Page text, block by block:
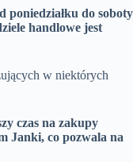
poniedziałku do soboty
handlowe jest
w niektórych
czas na zakupy
Janki, co pozwala na